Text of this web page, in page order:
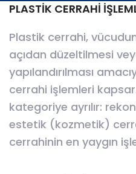
PLASTİK CERRAHİ
Plastik cerrahi,
açıdan düzeltilmesi
yapılandırılması
cerrahi işlemleri
kategoriye ayrılır:
estetik (kozmetik)
cerrahinin en yaygın